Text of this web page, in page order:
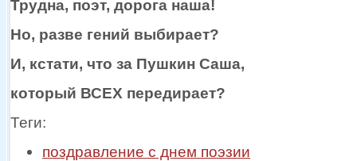
Трудна, поэт, дорога наша!
Но, разве гений выбирает?
И, кстати, что за Пушкин Саша,
который ВСЕХ передирает?
Теги:
поздравление с днем поэзии